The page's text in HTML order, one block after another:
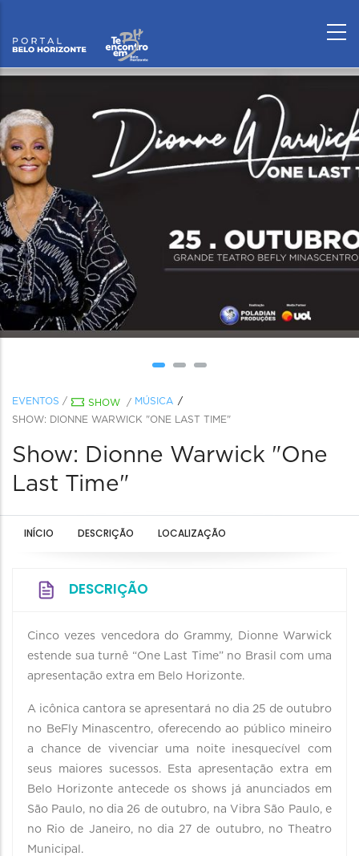
EVENTOS / SHOW / MÚSICA
SHOW: DIONNE WARWICK "ONE LAST TIME"
Show: Dionne Warwick "One
Last Time"
INÍCIO DESCRIÇÃO LOCALIZAÇÃO
DESCRIÇÃO
Cinco vezes vencedora do Grammy, Dionne Warwick
estende sua turnê “One Last Time” no Brasil com uma
apresentação extra em Belo Horizonte.
A icônica cantora se apresentará no dia 25 de outubro
no BeFly Minascentro, oferecendo ao público mineiro
a chance de vivenciar uma noite inesquecível com
seus maiores sucessos. Esta apresentação extra em
Belo Horizonte antecede os shows já anunciados em
São Paulo, no dia 26 de outubro, na Vibra São Paulo, e
no Rio de Janeiro, no dia 27 de outubro, no Theatro
Municipal.